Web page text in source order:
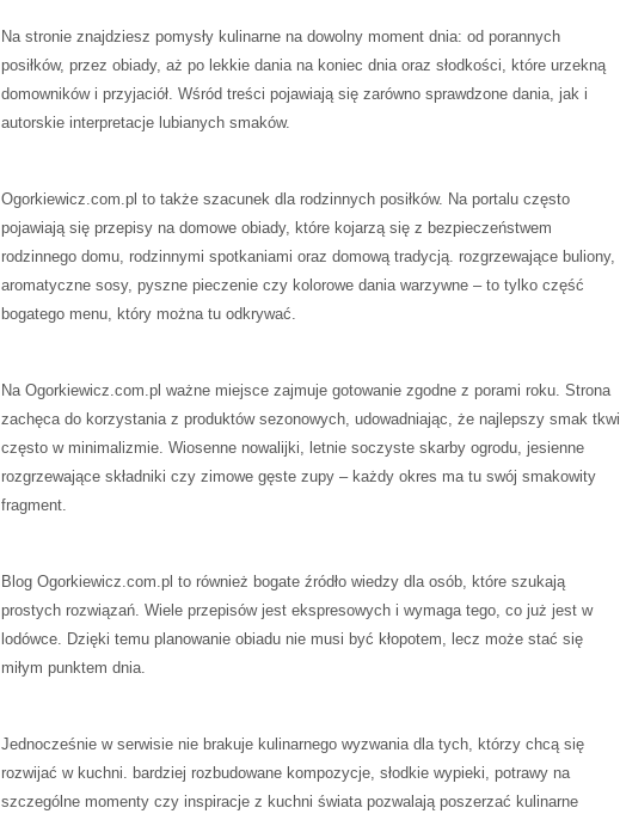
Na stronie znajdziesz pomysły kulinarne na dowolny moment dnia: od porannych
posiłków, przez obiady, aż po lekkie dania na koniec dnia oraz słodkości, które urzekną
domowników i przyjaciół. Wśród treści pojawiają się zarówno sprawdzone dania, jak i
autorskie interpretacje lubianych smaków.
Ogorkiewicz.com.pl to także szacunek dla rodzinnych posiłków. Na portalu często
pojawiają się przepisy na domowe obiady, które kojarzą się z bezpieczeństwem
rodzinnego domu, rodzinnymi spotkaniami oraz domową tradycją. rozgrzewające buliony,
aromatyczne sosy, pyszne pieczenie czy kolorowe dania warzywne – to tylko część
bogatego menu, który można tu odkrywać.
Na Ogorkiewicz.com.pl ważne miejsce zajmuje gotowanie zgodne z porami roku. Strona
zachęca do korzystania z produktów sezonowych, udowadniając, że najlepszy smak tkwi
często w minimalizmie. Wiosenne nowalijki, letnie soczyste skarby ogrodu, jesienne
rozgrzewające składniki czy zimowe gęste zupy – każdy okres ma tu swój smakowity
fragment.
Blog Ogorkiewicz.com.pl to również bogate źródło wiedzy dla osób, które szukają
prostych rozwiązań. Wiele przepisów jest ekspresowych i wymaga tego, co już jest w
lodówce. Dzięki temu planowanie obiadu nie musi być kłopotem, lecz może stać się
miłym punktem dnia.
Jednocześnie w serwisie nie brakuje kulinarnego wyzwania dla tych, którzy chcą się
rozwijać w kuchni. bardziej rozbudowane kompozycje, słodkie wypieki, potrawy na
szczególne momenty czy inspiracje z kuchni świata pozwalają poszerzać kulinarne